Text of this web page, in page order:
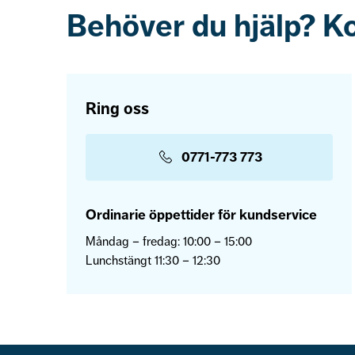
Behöver du hjälp?
Ring oss
0771-773 773
Ordinarie öppettider för kundservice
Måndag – fredag: 10:00 – 15:00
Lunchstängt 11:30 – 12:30